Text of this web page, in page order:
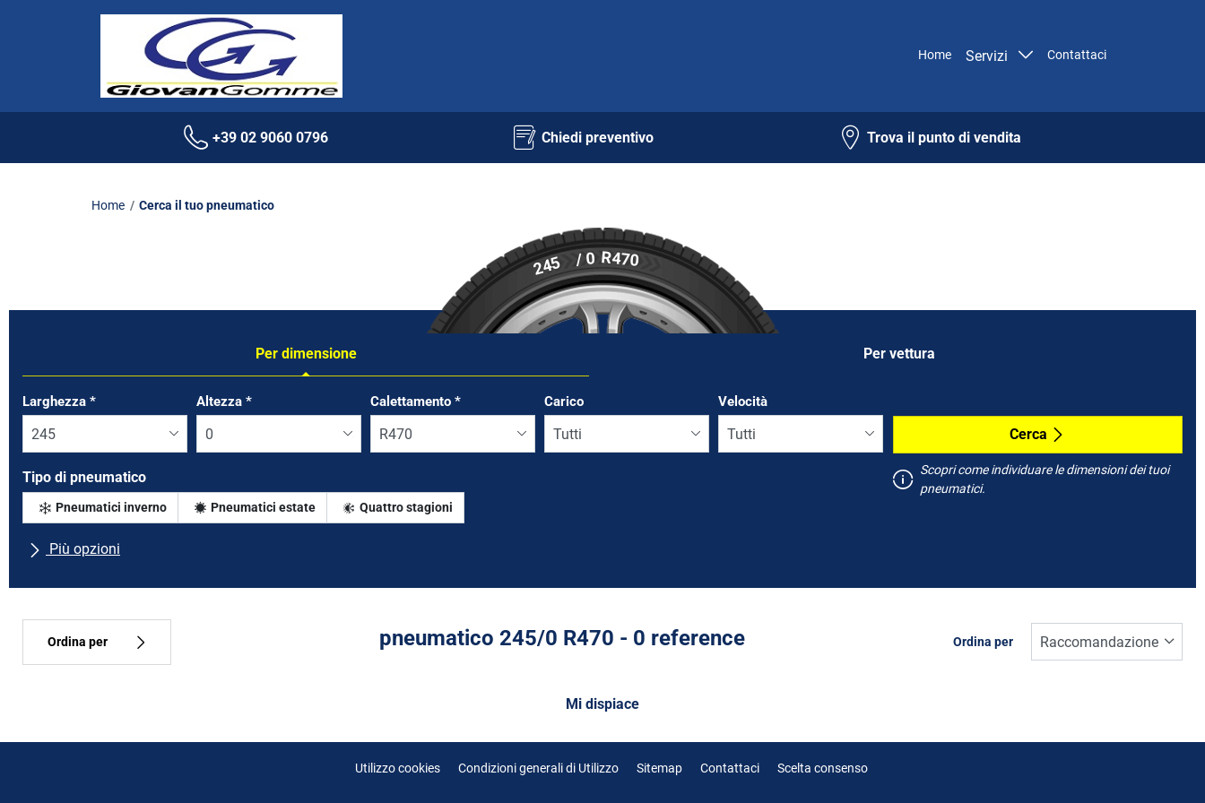
Home Servizi Contattaci
+39 02 9060 0796 Chiedi preventivo Trova il punto di vendita
Home Cerca il tuo pneumatico
245 / 0 R470
Per dimensione Per vettura
Tab updated: Per dimensione
Larghezza * Altezza* Calettamento* Carico Velocità
Tipo di pneumatico
Pneumatici inverno Pneumatici estate Quattro stagioni
Più opzioni
Cerca
Scopri come individuare le dimensioni dei tuoi
pneumatici.
Ordina per
Tutti i tipi (0)
pneumatico ‎245/0 R470 - 0 reference Ordina per
Mi dispiace
Utilizzo cookies Condizioni generali di Utilizzo Sitemap Contattaci Scelta consenso